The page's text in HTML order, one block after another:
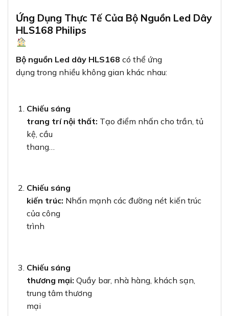
Ứng Dụng Thực Tế Của Bộ Nguồn Led Dây
HLS168 Philips
Bộ nguồn Led dây HLS168 có thể ứng
dụng trong nhiều không gian khác nhau:
Chiếu sáng
trang trí nội thất: Tạo điểm nhấn cho trần, tủ
kệ, cầu
thang…
Chiếu sáng
kiến trúc: Nhấn mạnh các đường nét kiến trúc
của công
trình
Chiếu sáng
thương mại: Quầy bar, nhà hàng, khách sạn,
trung tâm thương
mại